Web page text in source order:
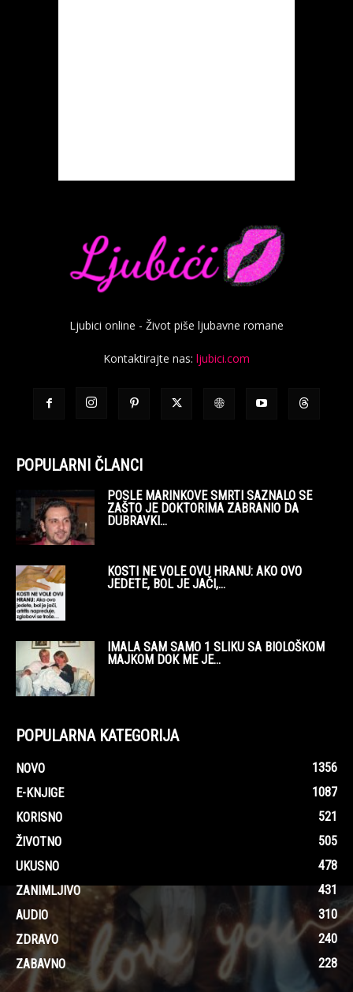
Ljubici online - Život piše ljubavne romane
Kontaktirajte nas: ljubici.com
POPULARNI ČLANCI
POSLE MARINKOVE SMRTI SAZNALO SE
ZAŠTO JE DOKTORIMA ZABRANIO DA
DUBRAVKI...
KOSTI NE VOLE OVU HRANU: AKO OVO
JEDETE, BOL JE JAČI,...
IMALA SAM SAMO 1 SLIKU SA BIOLOŠKOM
MAJKOM DOK ME JE...
POPULARNA KATEGORIJA
NOVO
1356
E-KNJIGE
1087
KORISNO
521
ŽIVOTNO
505
UKUSNO
478
ZANIMLJIVO
431
AUDIO
310
ZDRAVO
240
ZABAVNO
228